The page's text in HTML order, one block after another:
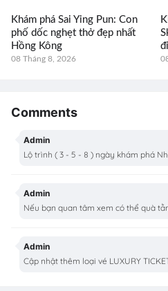
Khám phá Sai Ying Pun: Con
phố dốc nghẹt thở đẹp nhất
Hồng Kông
08 Tháng 8, 2026
Comments
Admin
Lộ trình ( 3 - 5 - 8 ) ngày khám phá
Admin
Nếu bạn quan tâm xem có thể quà
Admin
Cập nhật thêm loại vé LUXURY